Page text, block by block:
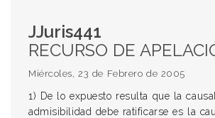
JJuris441
RECURSO DE APELACIÓN EXTRAORDINARIA. Apartamiento del texto legal. Cuestión fáctica secundaria para resolver imposición de costas. DESISTIMIENTO. Versión procesal de la renuncia de derechos. TRANSACCIÓN. Aceptación.
Miércoles, 23 de Febrero de 2005
1) De lo expuesto resulta que la
admisibilidad debe ratificarse es la